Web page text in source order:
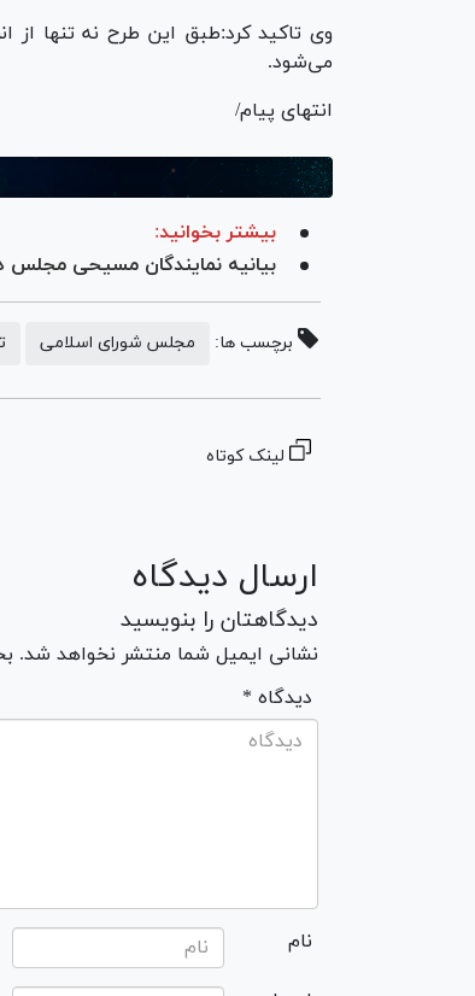
وی تاکید کرد:طبق این طرح نه تنها
می‌شود.
انتهای پیام/
بیشتر بخوانید:
بیانیه نمایندگان مسیحی
برچسب ها: مجلس شورای اسلامی
لینک کوتاه
ارسال دیدگاه
دیدگاهتان را بنویسید
نشانی ایمیل شما منتشر نخواهد شد.
* دیدگاه
نام